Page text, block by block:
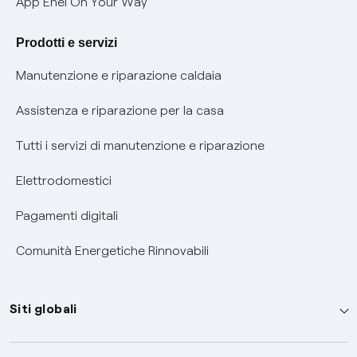
Agevolazione utenti con disabilità per offerte Fibra
Informativa RAEE
Prodotti e servizi
Manutenzione e riparazione caldaia
Assistenza e riparazione per la casa
Tutti i servizi di manutenzione e riparazione
Elettrodomestici
Pagamenti digitali
Comunità Energetiche Rinnovabili
Siti globali